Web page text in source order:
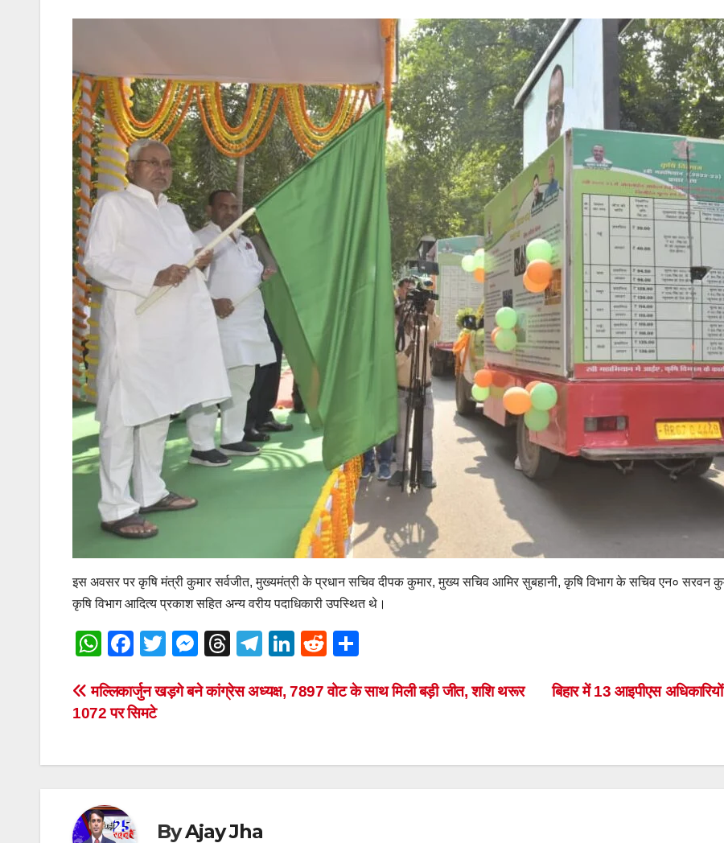
इस अवसर पर कृषि मंत्री कुमार सर्वजीत, मुख्यमंत्री के प्रधान सचिव दीपक कुमार, मुख्य सचिव आमिर सुबहानी, कृषि विभाग के सचिव एन० सरवन
कृषि विभाग आदित्य प्रकाश सहित अन्य वरीय पदाधिकारी उपस्थित थे।
W
at
s
p
p
F
c
e
o
k
T
tt
M
ss
g
T
e
s
T
e
m
Li
k
n
R
d
ar
Post
बिहार में 13 आइपीएस
मल्लिकार्जुन खड़गे बने कांग्रेस अध्यक्ष, 7897 वोट के साथ मिली बड़ी जीत, शशि थरूर
1072 पर सिमटे
ByAjay Jha